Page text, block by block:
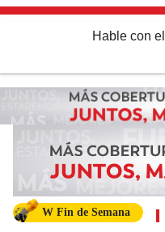
Hable con el
W Fin de Semana